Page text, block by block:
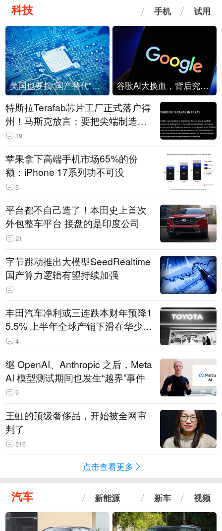
科技 手机 试用
美国也要搞“国产替代”？先算清三笔账 谷歌AI大换血，背后究竟发生了什么？
特斯拉Terafab芯片工厂正式落户得
州！马斯克放言：要把尖端制造带
回美国
19
苹果拿下高端手机市场65%的份
额：iPhone 17系列功不可没
5
平台都不自己造了！本田史上首次
外包整车平台 接盘的是印度公司
21
字节跳动推出大模型SeedRealtime
国产算力逻辑有望持续加强
丰田汽车净利或三连跌本财年预降1
5.5% 上半年全球产销下滑在华少卖
14.3万辆
4
继 OpenAI、Anthropic 之后，Meta
AI 模型测试期间也发生“越界”事件
9
王虹的顶级奢侈品，开始被全网审
判了
516
点击查看更多
汽车 新能源 新车 视频